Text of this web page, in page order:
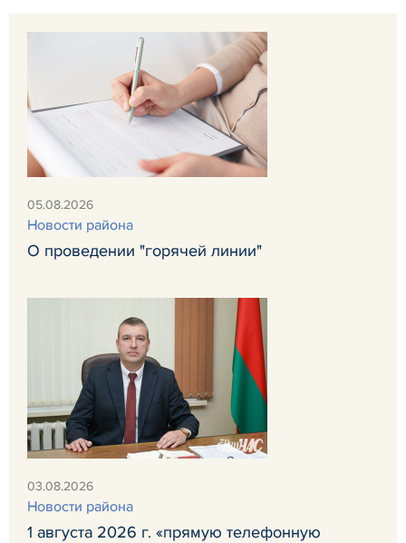
05.08.2026
Новости района
О проведении "горячей линии"
03.08.2026
Новости района
1 августа 2026 г. «прямую телефонную